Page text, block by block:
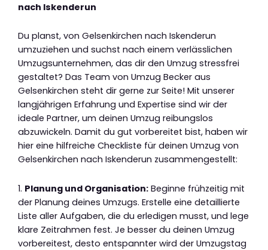
nach Iskenderun
Du planst, von Gelsenkirchen nach Iskenderun
umzuziehen und suchst nach einem verlässlichen
Umzugsunternehmen, das dir den Umzug stressfrei
gestaltet? Das Team von Umzug Becker aus
Gelsenkirchen steht dir gerne zur Seite! Mit unserer
langjährigen Erfahrung und Expertise sind wir der
ideale Partner, um deinen Umzug reibungslos
abzuwickeln. Damit du gut vorbereitet bist, haben wir
hier eine hilfreiche Checkliste für deinen Umzug von
Gelsenkirchen nach Iskenderun zusammengestellt:
1. Planung und Organisation: Beginne frühzeitig mit
der Planung deines Umzugs. Erstelle eine detaillierte
Liste aller Aufgaben, die du erledigen musst, und lege
klare Zeitrahmen fest. Je besser du deinen Umzug
vorbereitest, desto entspannter wird der Umzugstag